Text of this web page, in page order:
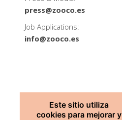
press@zooco.es
Job Applications:
info@zooco.es
Este sitio utiliza
cookies para mejorar y